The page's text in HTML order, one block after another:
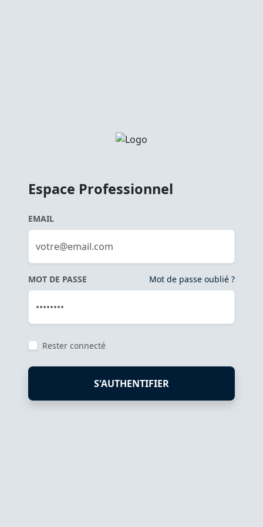
Espace Professionnel
EMAIL
MOT DE PASSE Mot de passe oublié ?
Rester connecté
S'AUTHENTIFIER